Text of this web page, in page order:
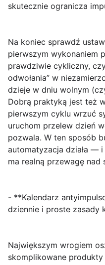
skutecznie ogranicza
Na koniec sprawdź
pierwszym wykonaniem
prawdziwie cykliczny,
odwołania” w
dzieje w dniu wolnym
Dobrą praktyką jest też
pierwszym cyklu wrzuć
uruchom przelew dzień
pozwala. W ten sposób
automatyzacja działa —
ma realną przewagę nad
- **Kalendarz
dziennie i proste zasady
Największym wrogiem
skomplikowane